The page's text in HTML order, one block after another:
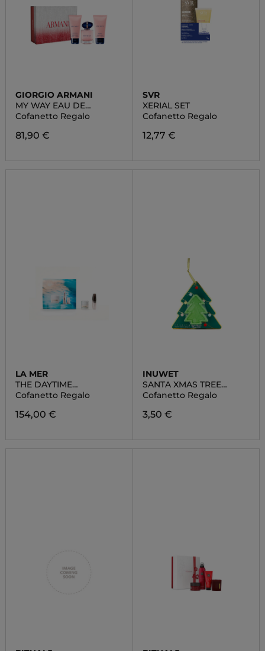
GIORGIO ARMANI
MY WAY EAU DE
PARFUM
Cofanetto Regalo
81,90 €
SVR
XERIAL SET
Cofanetto Regalo
12,77 €
LA MER
THE DAYTIME
NOURISHING RITUAL SET
Cofanetto Regalo
154,00 €
INUWET
SANTA XMAS TREE
FIZZER
Cofanetto Regalo
3,50 €